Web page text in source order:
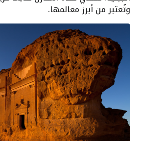
وتُعتبر من أبرز معالمها.